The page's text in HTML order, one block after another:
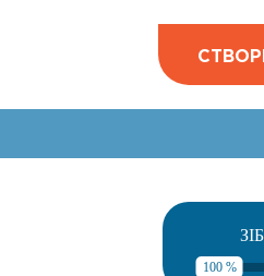
100 %